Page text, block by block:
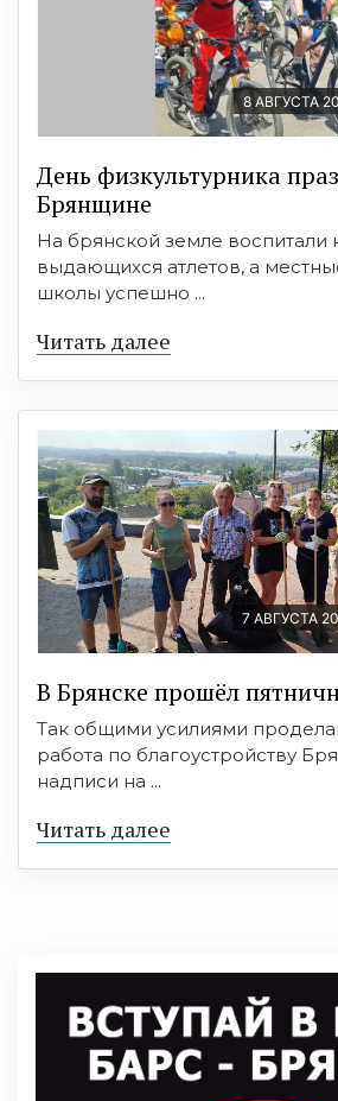
8 АВГУСТА
День физкультурника
Брянщине
На брянской земле воспитали
выдающихся атлетов, а
школы успешно ...
Читать далее
7 АВГУСТА
В Брянске прошёл
Так общими усилиями
работа по благоустройству
надписи на ...
Читать далее